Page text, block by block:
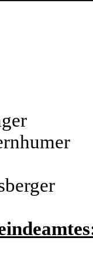
für